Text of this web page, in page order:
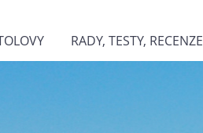
RADY, TESTY, RECENZE